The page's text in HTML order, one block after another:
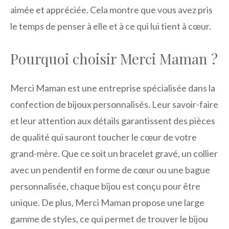
aimée et appréciée. Cela montre que vous avez pris
le temps de penser à elle et à ce qui lui tient à cœur.
Pourquoi choisir Merci Maman ?
Merci Maman est une entreprise spécialisée dans la
confection de bijoux personnalisés. Leur savoir-faire
et leur attention aux détails garantissent des pièces
de qualité qui sauront toucher le cœur de votre
grand-mère. Que ce soit un bracelet gravé, un collier
avec un pendentif en forme de cœur ou une bague
personnalisée, chaque bijou est conçu pour être
unique. De plus, Merci Maman propose une large
gamme de styles, ce qui permet de trouver le bijou